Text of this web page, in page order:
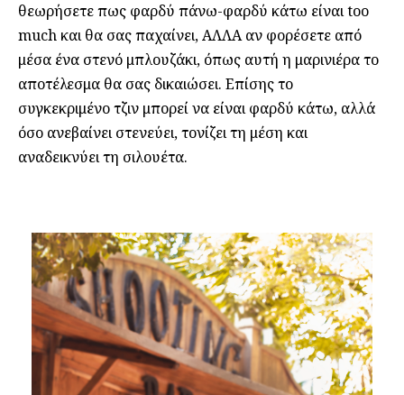
θεωρήσετε πως φαρδύ πάνω-φαρδύ κάτω είναι too
much και θα σας παχαίνει, ΑΛΛΑ αν φορέσετε από
μέσα ένα στενό μπλουζάκι, όπως αυτή η μαρινιέρα το
αποτέλεσμα θα σας δικαιώσει. Επίσης το
συγκεκριμένο τζιν μπορεί να είναι φαρδύ κάτω, αλλά
όσο ανεβαίνει στενεύει, τονίζει τη μέση και
αναδεικνύει τη σιλουέτα.